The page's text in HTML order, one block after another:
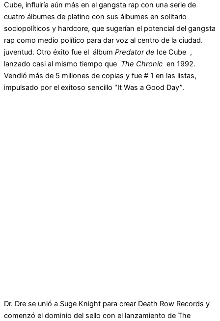
Cube, influiría aún más en el gangsta rap con una serie de
cuatro álbumes de platino con sus álbumes en solitario
sociopolíticos y hardcore, que sugerían el potencial del gangsta
rap como medio político para dar voz al centro de la ciudad.
juventud. Otro éxito fue el álbum Predator de Ice Cube ,
lanzado casi al mismo tiempo que The Chronic en 1992.
Vendió más de 5 millones de copias y fue # 1 en las listas,
impulsado por el exitoso sencillo “It Was a Good Day”.
Dr. Dre se unió a Suge Knight para crear Death Row Records y
comenzó el dominio del sello con el lanzamiento de The